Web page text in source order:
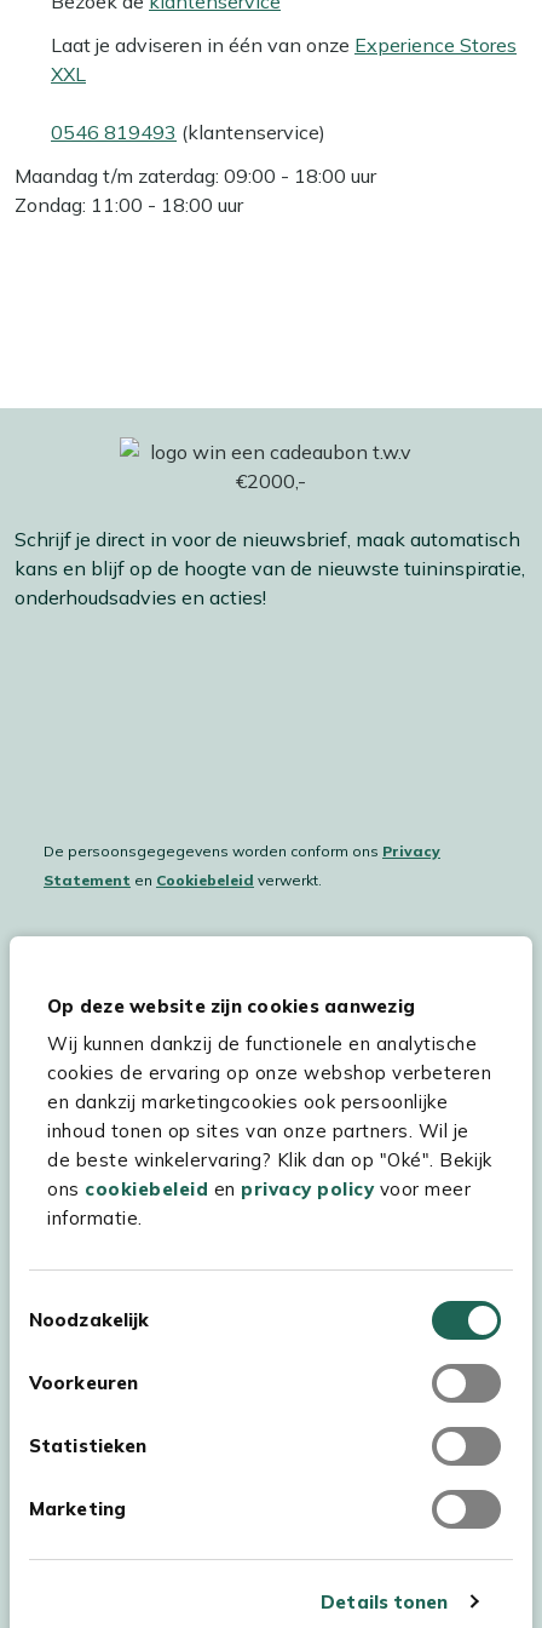
Op deze website zijn cookies aanwezig
Wij kunnen dankzij de functionele en analytische
cookies de ervaring op onze webshop verbeteren
en dankzij marketingcookies ook persoonlijke
inhoud tonen op sites van onze partners. Wil je
de beste winkelervaring? Klik dan op "Oké". Bekijk
ons cookiebeleid en privacy policyvoor meer
informatie.
Noodzakelijk
Voorkeuren
Statistieken
Marketing
Details tonen
Laat je adviseren in één van onze Experience Stores
XXL
0546 819493 (klantenservice)
Maandag t/m zaterdag: 09:00 - 18:00 uur
Zondag: 11:00 - 18:00 uur
Schrijf je direct in voor de nieuwsbrief, maak automatisch
kans en blijf op de hoogte van de nieuwste tuininspiratie,
onderhoudsadvies en acties!
De persoonsgegegevens worden conform ons Privacy
Statement en Cookiebeleid verwerkt.
Hulp & service
Assortiment
Kees Smit Tuinmeubelen
Experience Stores XXL